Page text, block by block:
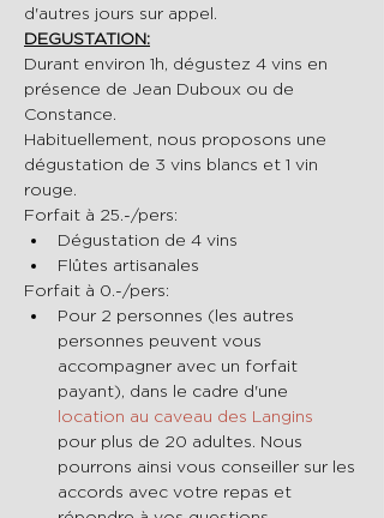
d'autres jours sur appel.
DEGUSTATION:
Durant environ 1h, dégustez 4 vins en
présence de Jean Duboux ou de
Constance.
Habituellement, nous proposons une
dégustation de 3 vins blancs et 1 vin
rouge.
Forfait à 25.-/pers:
Dégustation de 4 vins
Flûtes artisanales
Forfait à 0.-/pers:
Pour 2 personnes (les autres
personnes peuvent vous
accompagner avec un forfait
payant), dans le cadre d'une
location au caveau des Langins
pour plus de 20 adultes. Nous
pourrons ainsi vous conseiller sur les
accords avec votre repas et